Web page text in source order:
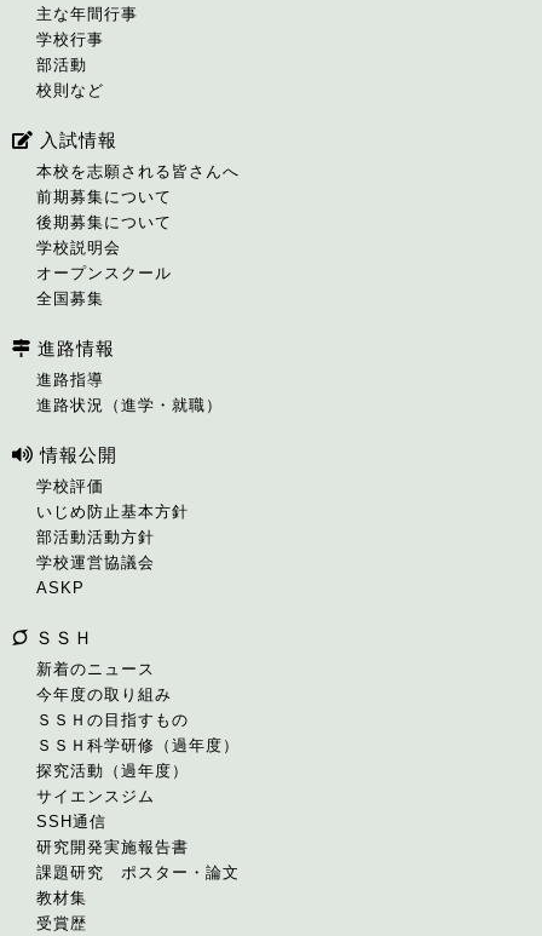
主な年間行事
学校行事
部活動
校則など
入試情報
本校を志願される皆さんへ
前期募集について
後期募集について
学校説明会
オープンスクール
全国募集
進路情報
進路指導
進路状況（進学・就職）
情報公開
学校評価
いじめ防止基本方針
部活動活動方針
学校運営協議会
ASKP
ＳＳＨ
新着のニュース
今年度の取り組み
ＳＳＨの目指すもの
ＳＳＨ科学研修（過年度）
探究活動（過年度）
サイエンスジム
SSH通信
研究開発実施報告書
課題研究 ポスター・論文
教材集
受賞歴